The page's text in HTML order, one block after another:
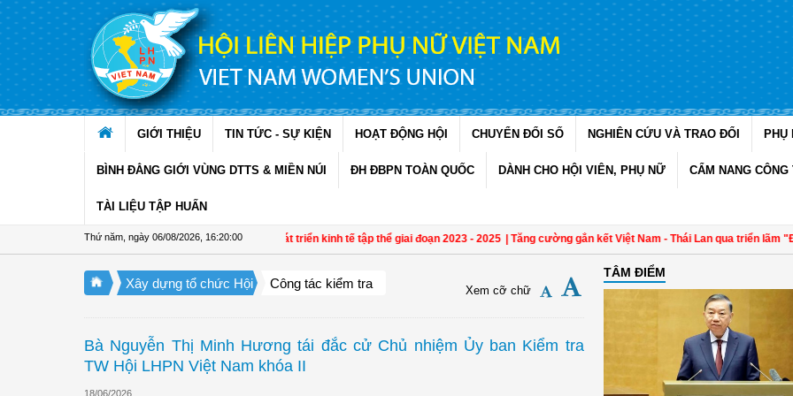
Truy cập nội dung luôn
GIỚI THIỆU TIN TỨC - SỰ KIỆN HOẠT ĐỘNG HỘI CHUYỂN ĐỔI SỐ NGHIÊN CỨU VÀ TRAO ĐỔI PHỤ
BÌNH ĐẲNG GIỚI VÙNG DTTS & MIỀN NÚI ĐH ĐBPN TOÀN QUỐC DÀNH CHO HỘI VIÊN, PHỤ NỮ CẨM NANG CÔNG
TÀI LIỆU TẬP HUẤN
Thứ năm, ngày 06/08/2026 16:20:01
Đề án 01: Dấu ấn phụ nữ trong phát triển kinh tế tập thể giai đoạn 2023 - 2025 | Tăng cường gắn kết Việt Nam - Thái Lan qua triển lãm "Đan
Xây dựng tổ chức Hội Công tác kiểm tra Xem cỡ chữ
Bà Nguyễn Thị Minh Hương tái đắc cử Chủ nhiệm Ủy ban Kiểm tra
TW Hội LHPN Việt Nam khóa II
18/06/2026
TÂM ĐIỂM